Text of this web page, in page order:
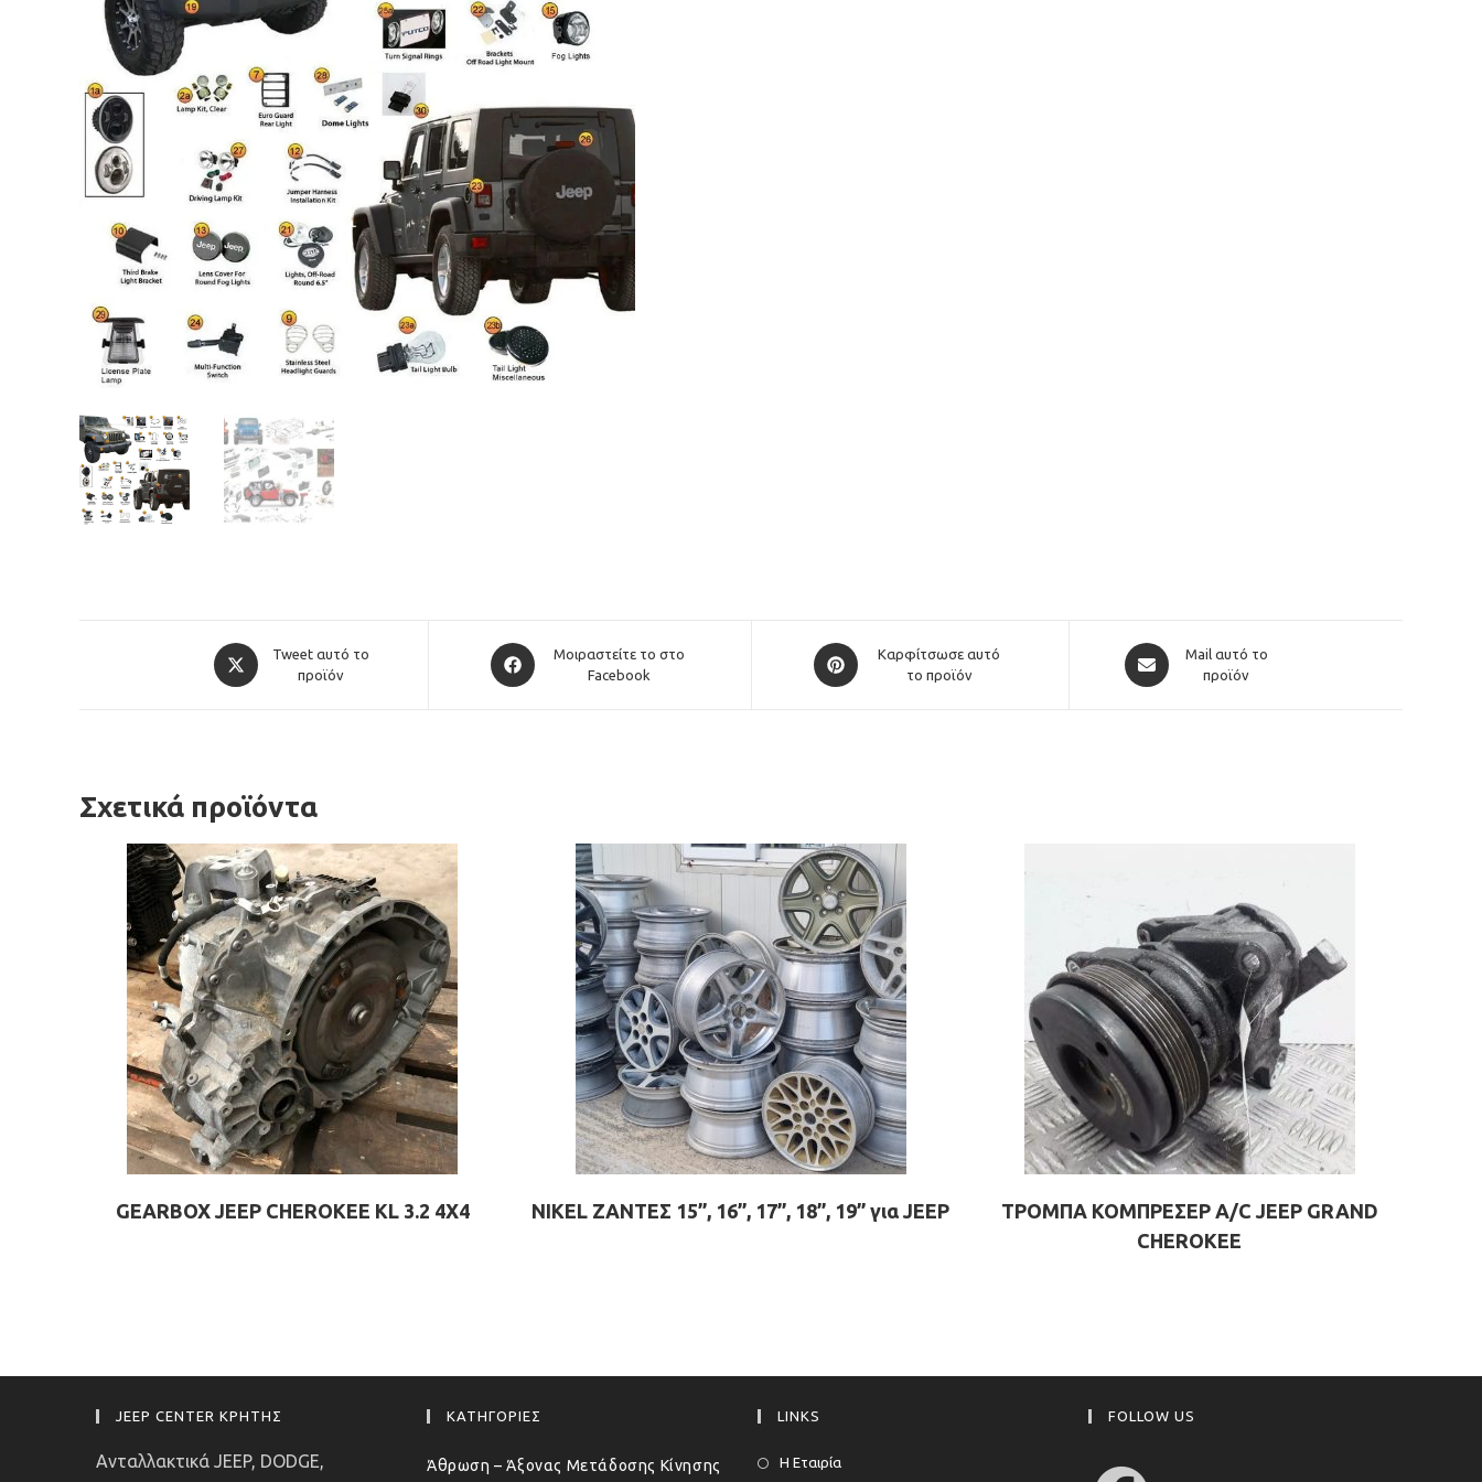
Opens
in
Tweet αυτό το
προϊόν
Opens
in
Μοιραστείτε το στο
Facebook
Opens
in
Καρφίτσωσε αυτό
το προϊόν
Opens
in
Mail αυτό το
προϊόν
Σχετικά προϊόντα
GEARBOX JEEP CHEROKEE KL 3.2 4X4 NIKEL ΖΑΝΤΕΣ 15”, 16”, 17”, 18”, 19” για JEEP
ΤΡΟΜΠΑ ΚΟΜΠΡΕΣΕΡ A/C JEEP GRAND
CHEROKEE
JEEP CENTER ΚΡΗΤΗΣ
Ανταλλακτικά JEEP, DODGE,
ΚΑΤΗΓΟΡΙΕΣ
Άθρωση – Άξονας Μετάδοσης Κίνησης
LINKS
Η Εταιρία
FOLLOW US